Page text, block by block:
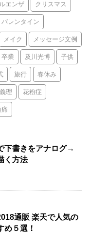
エンザ クリスマス
バレンタイン
メイク メッセージ文例
卒業 及川光博 子供
旅行 春休み
義理 花粉症
痛
下書きをアナログ→
く方法
通販 楽天で人気の
め５選！